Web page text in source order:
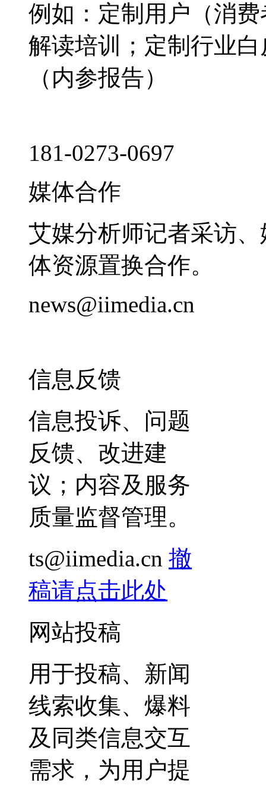
例如：定制用户（消
解读培训；定制行业
（内参报告）
181-0273-0697
媒体合作
艾媒分析师记者采访
体资源置换合作。
news@iimedia.cn
信息反馈
信息投诉、问题
反馈、改进建
议；内容及服务
质量监督管理。
ts@iimedia.cn 撤
稿请点击此处
网站投稿
用于投稿、新闻
线索收集、爆料
及同类信息交互
需求，为用户提